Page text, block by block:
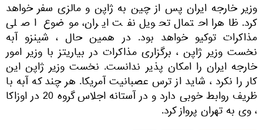
وزیر خارجه ایران پس از چین به ژاپن و مالزی سفر خواهد
کرد. ظاهرا احتمال تحویل نفت ایران، موضوع اصلی
مذاکرات توکیو خواهد بود. در همین حال ، شینزو آبه
نخست وزیر ژاپن ، برگزاری مذاکرات در بیاریتز با وزیر امور
خارجه ایران را امکان پذیر ندانست. نخست وزیر ژاپن این
کار را نکرد ، شاید از ترس عصبانیت آمریکا. هر چند که آبه با
ظریف روابط خوبی دارد و در آستانه اجلاس گروه 20 در اوزاکا
، وی به تهران پرواز کرد.